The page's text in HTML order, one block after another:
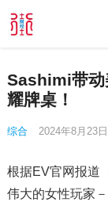
Sashimi带动
耀牌桌！
综合 2024年8月23
根据EV官网报道
伟大的女性玩家